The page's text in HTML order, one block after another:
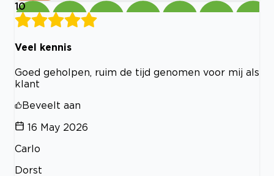
10
Veel kennis
Goed geholpen, ruim de tijd genomen voor mij als
klant
Beveelt aan
16 May 2026
Carlo
Dorst